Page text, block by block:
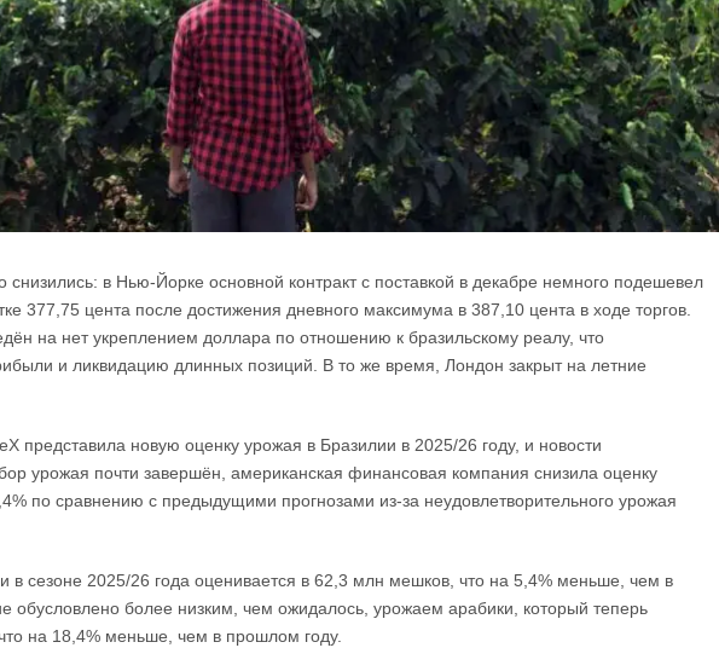
в Нью-Йорке основной контракт с поставкой в ​​декабре немного подешевел
377,75 цента после достижения дневного максимума в 387,10 цента в ходе торгов.
на нет укреплением доллара по отношению к бразильскому реалу, что
и ликвидацию длинных позиций. В то же время, Лондон закрыт на летние
представила новую оценку урожая в Бразилии в 2025/26 году, и новости
урожая почти завершён, американская финансовая компания снизила оценку
по сравнению с предыдущими прогнозами из-за неудовлетворительного урожая
в сезоне 2025/26 года оценивается в 62,3 млн мешков, что на 5,4% меньше, чем в
обусловлено более низким, чем ожидалось, урожаем арабики, который теперь
на 18,4% меньше, чем в прошлом году.